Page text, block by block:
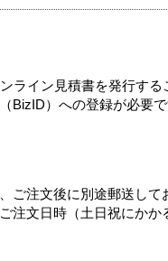
ライン見積書を発行する
BizID）への登録が必要で
ご注文後に別途郵送して
注文日時（土日祝にか